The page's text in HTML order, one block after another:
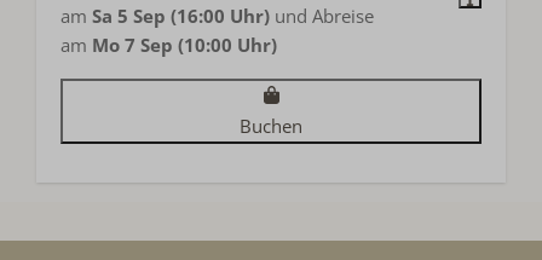
am Sa 5 Sep (16:00 Uhr) und Abreise
am Mo 7 Sep (10:00 Uhr)
Buchen